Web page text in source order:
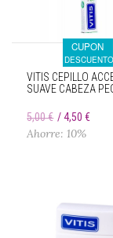
CUPON
DESCUENTO
VITIS CEPILLO
SUAVE CABEZA
5,00 € 4,50 €
Ahorre: 10%